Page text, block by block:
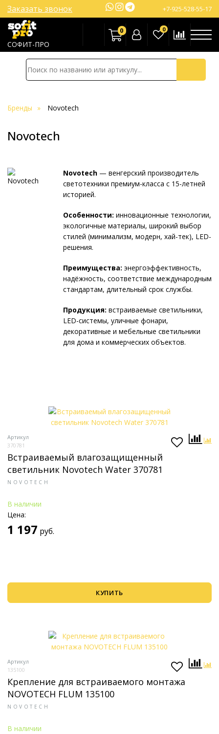
СОФИТ-ПРО
+7-925-528-55-17
Заказать звонок
0 0
Бренды Novotech
Novotech
Novotech — венгерский производитель
светотехники премиум-класса с 15-летней
историей.
Особенности: инновационные технологии,
экологичные материалы, широкий выбор
стилей (минимализм, модерн, хай-тек), LED-
решения.
Преимущества: энергоэффективность,
надёжность, соответствие международным
стандартам, длительный срок службы.
Продукция: встраиваемые светильники,
LED-системы, уличные фонари,
декоративные и мебельные светильники
для дома и коммерческих объектов.
Артикул
370781
Встраиваемый влагозащищенный
светильник Novotech Water 370781
NOVOTECH
В наличии
Цена:
1 197 руб.
КУПИТЬ
Артикул
135100
Крепление для встраиваемого монтажа
NOVOTECH FLUM 135100
NOVOTECH
В наличии